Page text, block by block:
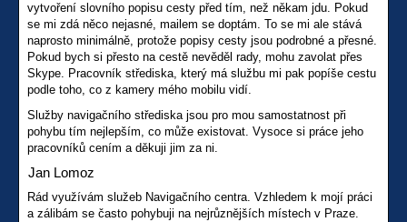
vytvoření slovního popisu cesty před tím, než někam jdu. Pokud
se mi zdá něco nejasné, mailem se doptám. To se mi ale stává
naprosto minimálně, protože popisy cesty jsou podrobné a přesné.
Pokud bych si přesto na cestě nevěděl rady, mohu zavolat přes
Skype. Pracovník střediska, který má službu mi pak popíše cestu
podle toho, co z kamery mého mobilu vidí.
Služby navigačního střediska jsou pro mou samostatnost při
pohybu tím nejlepším, co může existovat. Vysoce si práce jeho
pracovníků cením a děkuji jim za ni.
Jan Lomoz
Rád využívám služeb Navigačního centra. Vzhledem k mojí práci
a zálibám se často pohybuji na nejrůznějších místech v Praze.